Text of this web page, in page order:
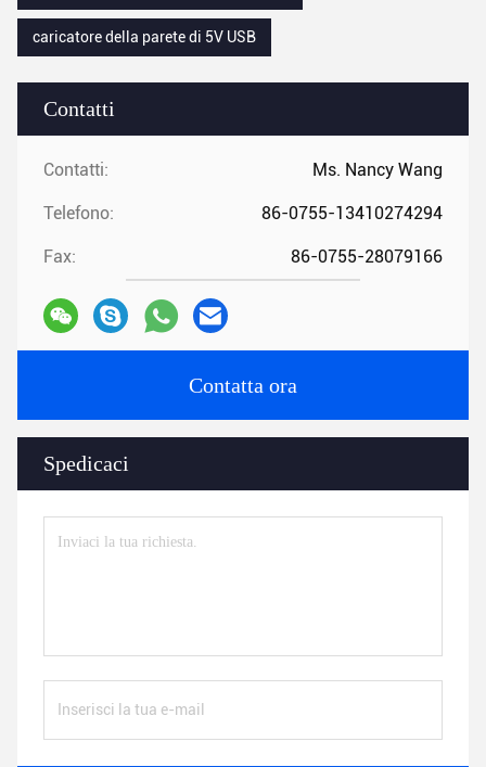
Contatti
Contatti: Ms. Nancy Wang
Telefono: 86-0755-13410274294
Fax: 86-0755-28079166
Contatta ora
Spedicaci
caricatore della parete di 5V USB